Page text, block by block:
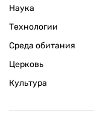
Наука
Технологии
Среда обитания
Церковь
Культура